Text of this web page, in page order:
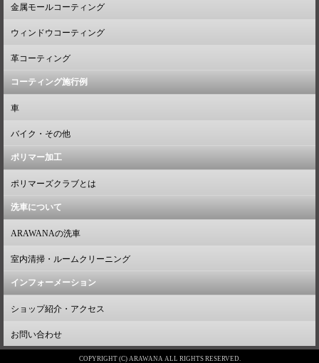
金属モールコーティング
ウィンドウコーティング
革コーティング
コーティング施行例
車
バイク・その他
ポリマー加工
ポリマーズクラブとは
洗車について
ARAWANAの洗車
室内清掃・ルームクリーニング
インフォーメーション
ショップ紹介・アクセス
お問い合わせ
COPYRIGHT (C) ARAWANA ALL RIGHTS RESERVED.